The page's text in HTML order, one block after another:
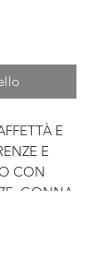
E
E
CON
GONNA